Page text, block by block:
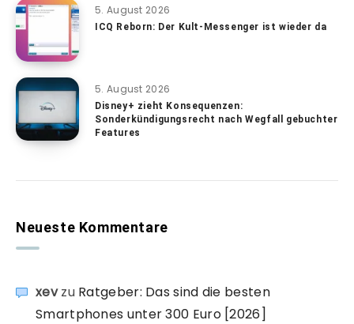
5. August 2026
ICQ Reborn: Der Kult-Messenger ist wieder da
5. August 2026
Disney+ zieht Konsequenzen:
Sonderkündigungsrecht nach Wegfall gebuchter
Features
Neueste Kommentare
xevzu Ratgeber: Das sind die besten
Smartphones unter 300 Euro [2026]